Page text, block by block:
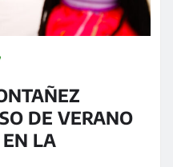
DE VERANO
LA